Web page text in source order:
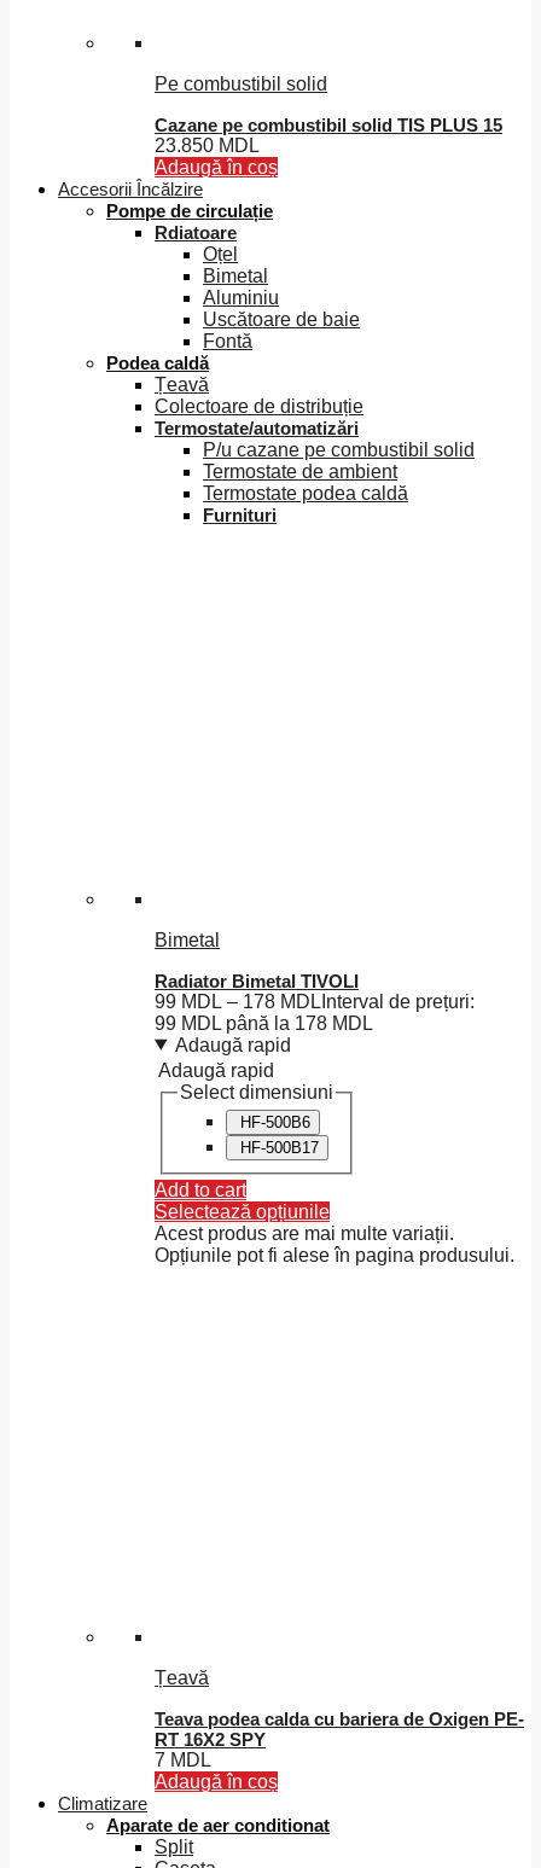
Pe combustibil solid
Cazane pe combustibil solid TIS PLUS 15
23.850 MDL
Adaugă în coș
Accesorii Încălzire
Pompe de circulație
Rdiatoare
Oțel
Bimetal
Aluminiu
Uscătoare de baie
Fontă
Podea caldă
Țeavă
Colectoare de distribuție
Termostate/automatizări
P/u cazane pe combustibil solid
Termostate de ambient
Termostate podea caldă
Furnituri
Bimetal
Radiator Bimetal TIVOLI
99 MDL – 178 MDL Interval de prețuri:
99 MDL până la 178 MDL
Adaugă rapid
Adaugă rapid
Select dimensiuni
HF-500B6
HF-500B17
Add to cart
Selectează opțiunile
Acest produs are mai multe variații.
Opțiunile pot fi alese în pagina produsului.
Țeavă
Teava podea calda cu bariera de Oxigen PE-
RT 16X2 SPY
7 MDL
Adaugă în coș
Climatizare
Aparate de aer conditionat
Split